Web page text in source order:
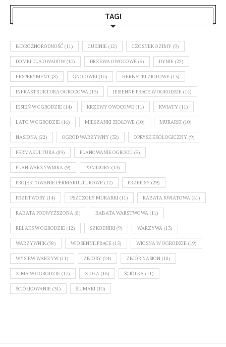
TAGI
BIORÓŻNORODNOŚĆ (11) CUKINIE (12) CZOSNEK OZIMY (9)
DOMKI DLA OWADÓW (10) DRZEWA OWOCOWE (9) DYNIE (22)
EKSPERYMENT (8) GNOJÓWKI (10) HERBATKI ZIOŁOWE (13)
INFRASTRUKTURA OGRODOWA (15) JESIENNE PRACE W OGRODZIE (14)
JESIEŃ W OGRODZIE (14) KRZEWY OWOCOWE (11) KWIATY (11)
LATO W OGRODZIE (16) MIESZANKI ZIOŁOWE (10) MURARKI (10)
NASIONA (22) OGRÓD WARZYWNY (32) OPRYSK EKOLOGICZNY (9)
PERMAKULTURA (89) PLANOWANIE OGRODU (9)
PLAN WARZYWNIKA (9) POMIDORY (13)
PROJEKTOWANIE PERMAKULTUROWE (12) PRZEPISY (29)
PRZETWORY (14) PSZCZOŁY MURARKI (11) RABATA KWIATOWA (41)
RABATA PODWYŻSZONA (8) RABATA WARSTWOWA (11)
RELAKS W OGRODZIE (12) SZKODNIKI (9) WARZYWA (13)
WARZYWNIK (98) WIOSENNE PRACE (15) WIOSNA W OGRODZIE (19)
WYSIEW WARZYW (11) ZBIORY (24) ZBIÓR NASION (18)
ZIMA W OGRODZIE (17) ZIOŁA (16) ŚCIÓŁKA (11)
ŚCIÓŁKOWANIE (31) ŚLIMAKI (10)